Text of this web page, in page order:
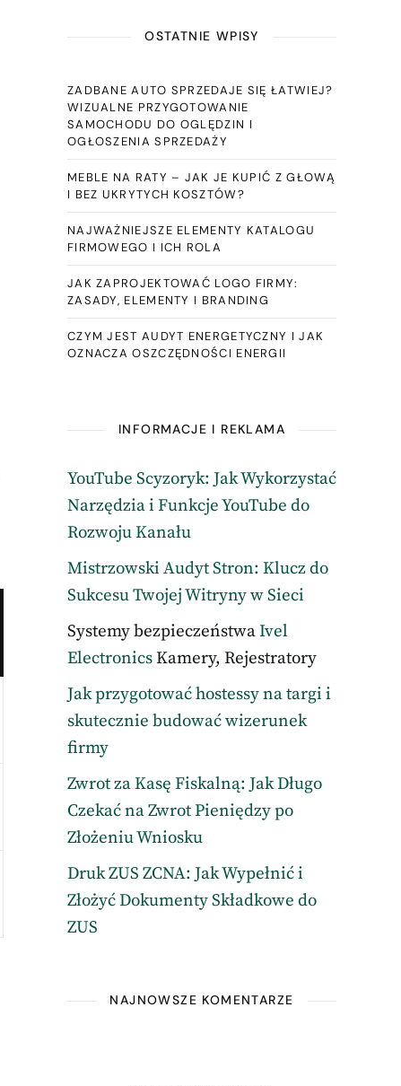
OSTATNIE WPISY
ZADBANE AUTO SPRZEDAJE SIĘ ŁATWIEJ?
WIZUALNE PRZYGOTOWANIE
SAMOCHODU DO OGLĘDZIN I
OGŁOSZENIA SPRZEDAŻY
MEBLE NA RATY – JAK JE KUPIĆ Z GŁOWĄ
I BEZ UKRYTYCH KOSZTÓW?
NAJWAŻNIEJSZE ELEMENTY KATALOGU
FIRMOWEGO I ICH ROLA
JAK ZAPROJEKTOWAĆ LOGO FIRMY:
ZASADY, ELEMENTY I BRANDING
CZYM JEST AUDYT ENERGETYCZNY I JAK
OZNACZA OSZCZĘDNOŚCI ENERGII
INFORMACJE I REKLAMA
YouTube Scyzoryk: Jak Wykorzystać
Narzędzia i Funkcje YouTube do
Rozwoju Kanału
Mistrzowski Audyt Stron: Klucz do
Sukcesu Twojej Witryny w Sieci
Systemy bezpieczeństwaIvel
ElectronicsKamery, Rejestratory
Jak przygotować hostessy na targi i
skutecznie budować wizerunek
firmy
Zwrot za Kasę Fiskalną: Jak Długo
Czekać na Zwrot Pieniędzy po
Złożeniu Wniosku
Druk ZUS ZCNA: Jak Wypełnić i
Złożyć Dokumenty Składkowe do
ZUS
NAJNOWSZE KOMENTARZE